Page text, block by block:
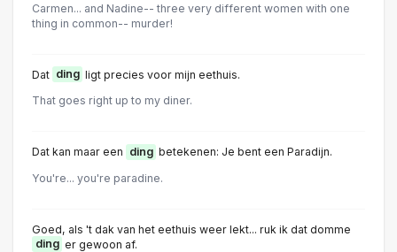
Carmen... and Nadine-- three very different women with one
thing in common-- murder!
Dat ding ligt precies voor mijn eethuis.
That goes right up to my diner.
Dat kan maar een ding betekenen: Je bent een Paradijn.
You're... you're paradine.
Goed, als 't dak van het eethuis weer lekt... ruk ik dat domme
ding er gewoon af.